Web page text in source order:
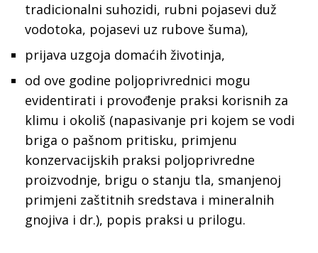
tradicionalni suhozidi, rubni pojasevi duž
vodotoka, pojasevi uz rubove šuma),
prijava uzgoja domaćih životinja,
od ove godine poljoprivrednici mogu
evidentirati i provođenje praksi korisnih za
klimu i okoliš (napasivanje pri kojem se vodi
briga o pašnom pritisku, primjenu
konzervacijskih praksi poljoprivredne
proizvodnje, brigu o stanju tla, smanjenoj
primjeni zaštitnih sredstava i mineralnih
gnojiva i dr.), popis praksi u prilogu.